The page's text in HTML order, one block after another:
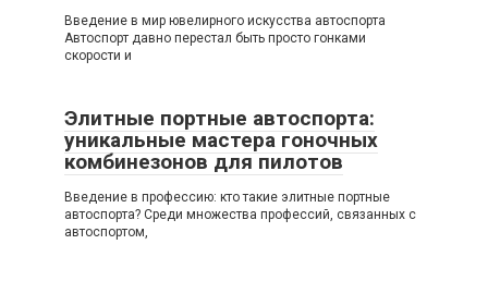
Введение в мир ювелирного искусства автоспорта
Автоспорт давно перестал быть просто гонками
скорости и
Элитные портные автоспорта:
уникальные мастера гоночных
комбинезонов для пилотов
Введение в профессию: кто такие элитные портные
автоспорта? Среди множества профессий, связанных с
автоспортом,